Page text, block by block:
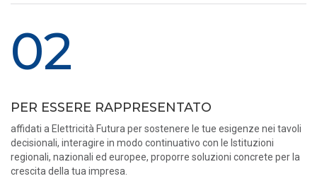
02
PER ESSERE RAPPRESENTATO
affidati a Elettricità Futura per sostenere le tue esigenze nei tavoli
decisionali, interagire in modo continuativo con le Istituzioni
regionali, nazionali ed europee, proporre soluzioni concrete per la
crescita della tua impresa.